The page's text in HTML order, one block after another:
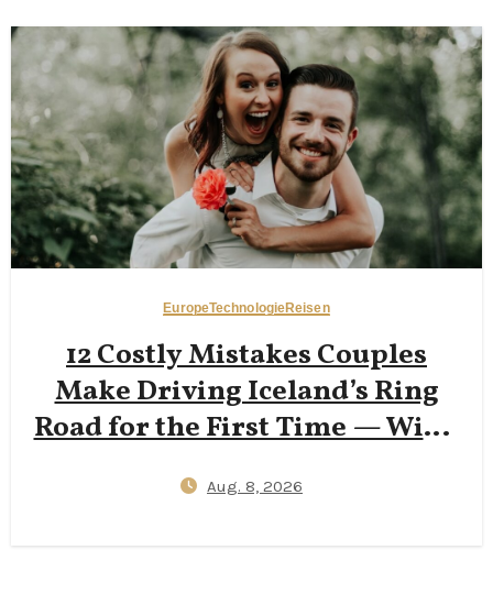
Street Eats, Corniche-
Spaziergängen und wie man
35 °C schlägt
EuropeTechnologieReisen
12 Costly Mistakes Couples
Make Driving Iceland’s Ring
Road for the First Time — Wind
Bridge Stress, and 2026
Aug. 8, 2026